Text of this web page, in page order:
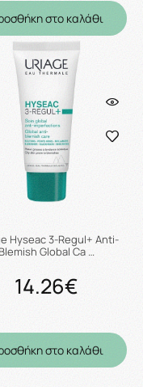
στο καλάθι
Hyseac 3-Regul+ Anti-
Blemish Global Ca …
14.26€
στο καλάθι